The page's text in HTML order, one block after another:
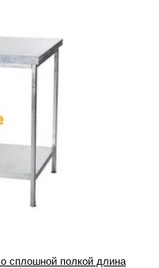
сплошной полкой длина